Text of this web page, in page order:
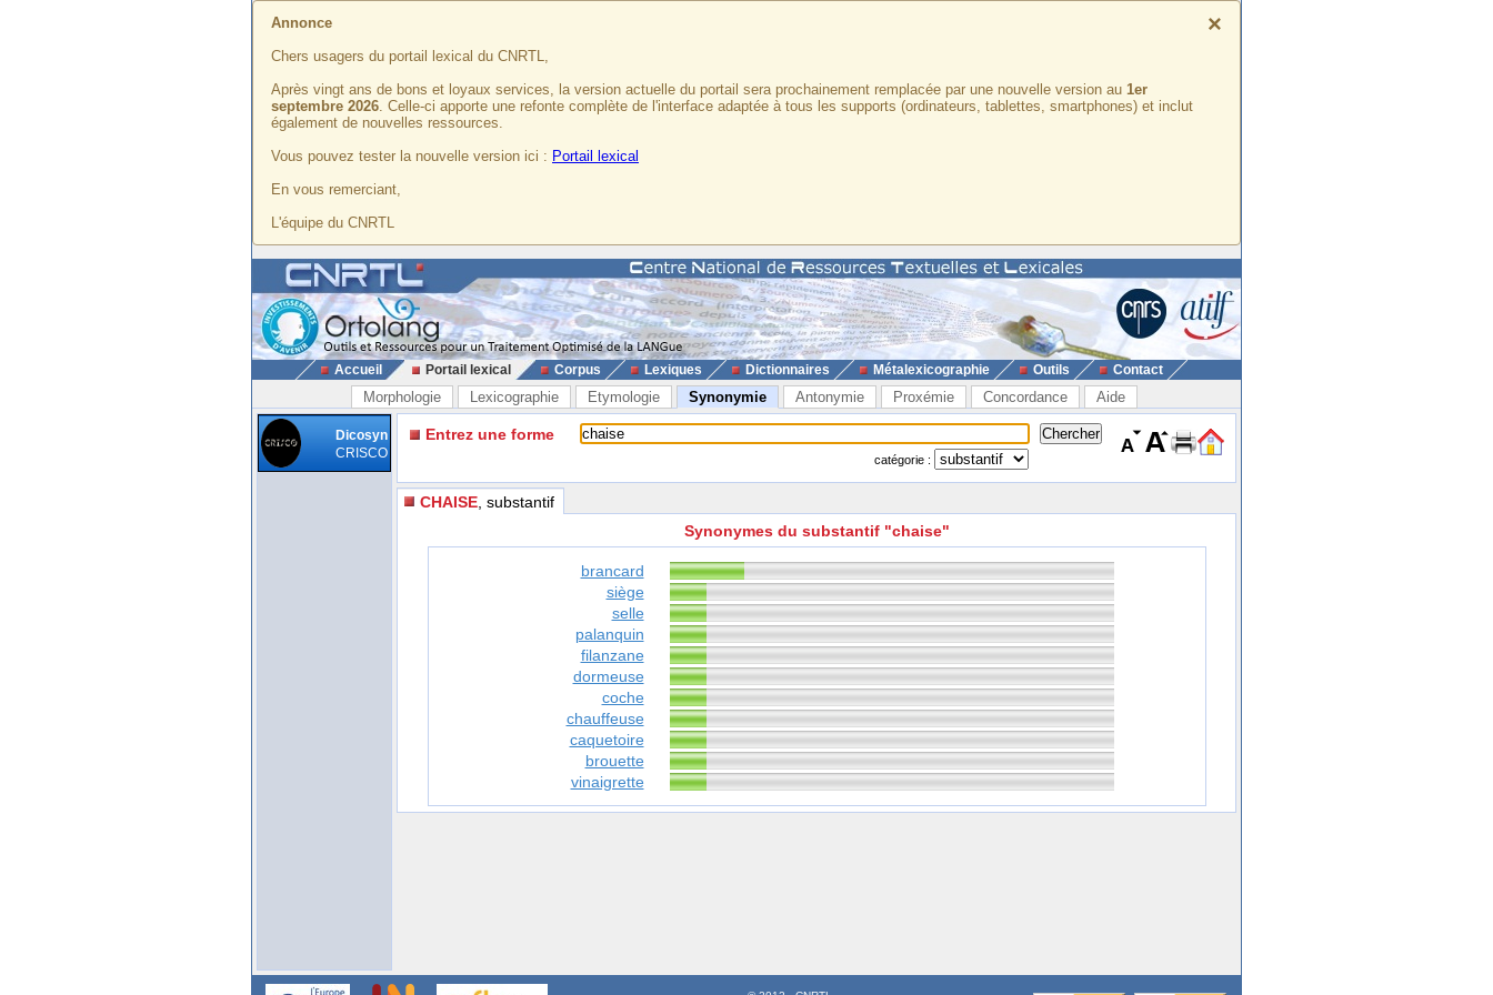
×
Annonce
Chers usagers du portail lexical du CNRTL,
Après vingt ans de bons et loyaux services, la version actuelle du portail sera prochainement remplacée par une nouvelle version au 1er
septembre 2026. Celle-ci apporte une refonte complète de l'interface adaptée à tous les supports (ordinateurs, tablettes, smartphones) et inclut
également de nouvelles ressources.
Vous pouvez tester la nouvelle version ici : Portail lexical
En vous remerciant,
L'équipe du CNRTL
Accueil Portail lexical Corpus Lexiques Dictionnaires Métalexicographie Outils Contact
Morphologie Lexicographie Etymologie Synonymie Antonymie Proxémie Concordance Aide
Dicosyn
CRISCO
Entrez une forme
catégorie :
CHAISE , substantif
Synonymes du substantif "chaise"
brancard
siège
selle
palanquin
filanzane
dormeuse
coche
chauffeuse
caquetoire
brouette
vinaigrette